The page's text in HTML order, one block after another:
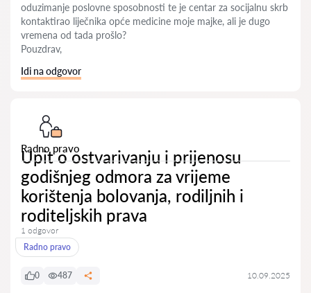
oduzimanje poslovne sposobnosti te je centar za socijalnu skrb
kontaktirao liječnika opće medicine moje majke, ali je dugo
vremena od tada prošlo?
Pouzdrav,
Idi na odgovor
Radno pravo
Upit o ostvarivanju i prijenosu
godišnjeg odmora za vrijeme
korištenja bolovanja, rodiljnih i
roditeljskih prava
1 odgovor
Radno pravo
0 487 10.09.2025